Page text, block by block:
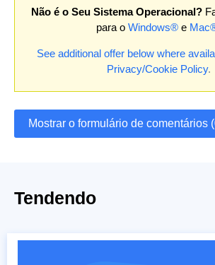
Não é o Seu Sistema Operacional?
para o Windows® e
See additional offer below where
Privacy/Cookie Policy.
Mostrar o formulário de comentários
Tendendo